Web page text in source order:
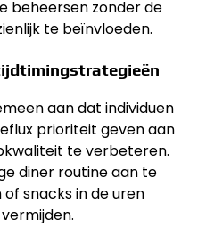
beheersen zonder de
te beïnvloeden.
aan dat individuen
prioriteit geven aan
te verbeteren.
diner routine aan te
snacks in de uren